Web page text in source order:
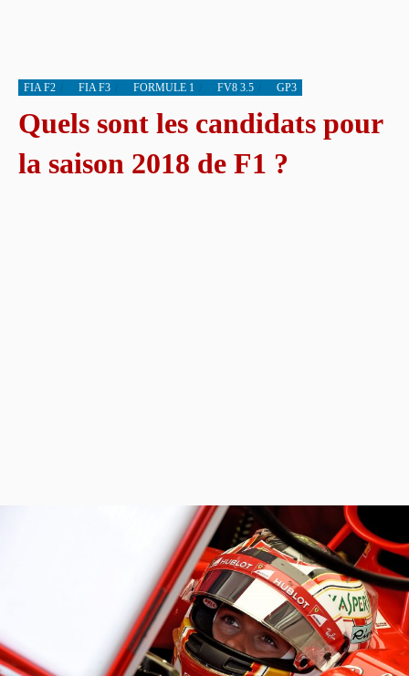
FIA F2 FIA F3 FORMULE 1 FV8 3.5 GP3
Quels sont les candidats pour
la saison 2018 de F1 ?